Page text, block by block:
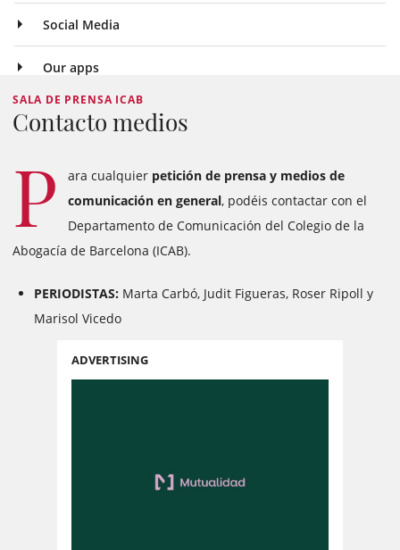
Social Media
Our apps
SALA DE PRENSA ICAB
Contacto medios
P ara cualquier petición de prensa y medios de
comunicación en general, podéis contactar con el
Departamento de Comunicación del Colegio de la
Abogacía de Barcelona (ICAB).
PERIODISTAS: Marta Carbó, Judit Figueras, Roser Ripoll y
Marisol Vicedo
ADVERTISING